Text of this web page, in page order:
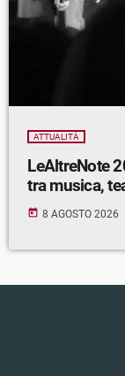
ATTUALITÀ
LeAltreNote
tra musica,
today 8 AGOSTO 2026